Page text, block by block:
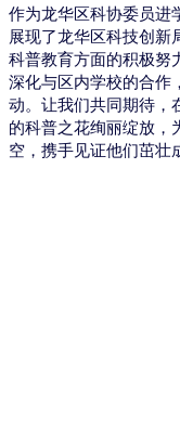
作为龙华区科协委员进
展现了龙华区科技创
科普教育方面的积极努
深化与区内学校的合作
动。让我们共同期待，
的科普之花绚丽绽放，
空，携手见证他们茁壮